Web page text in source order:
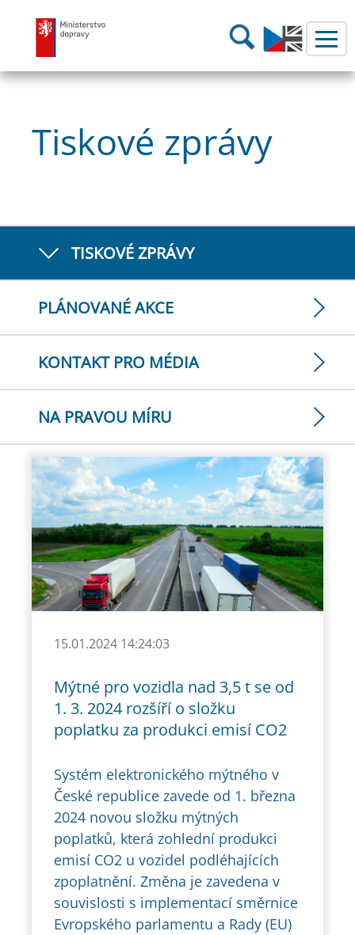
Ministerstvo dopravy Hledání
Tiskové zprávy
TISKOVÉ ZPRÁVY
PLÁNOVANÉ AKCE
KONTAKT PRO MÉDIA
NA PRAVOU MÍRU
15.01.2024 14:24:03
Mýtné pro vozidla nad 3,5 t se od
1. 3. 2024 rozšíří o složku
poplatku za produkci emisí CO2
Systém elektronického mýtného v
České republice zavede od 1. března
2024 novou složku mýtných
poplatků, která zohlední produkci
emisí CO2 u vozidel podléhajících
zpoplatnění. Změna je zavedena v
souvislosti s implementací směrnice
Evropského parlamentu a Rady (EU)